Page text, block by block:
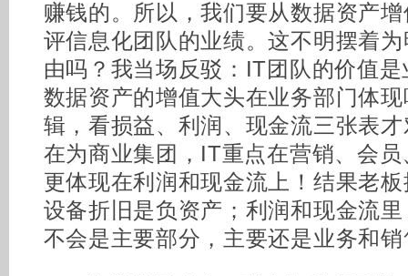
赚钱的。所以，我们要从数据资产
评信息化团队的业绩。这不明摆着
由吗？我当场反驳：IT团队的价值
数据资产的增值大头在业务部门体
辑，看损益、利润、现金流三张表
在为商业集团，IT重点在营销、会
更体现在利润和现金流上！结果老
设备折旧是负资产；利润和现金流
不会是主要部分，主要还是业务和销